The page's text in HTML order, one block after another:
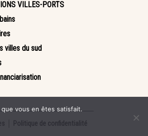
VILLES-PORTS
villes du sud
Politique de confidentialité
vous en êtes satisfait.